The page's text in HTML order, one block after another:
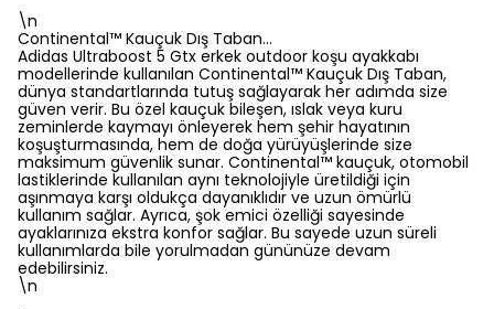
\n
Continental™ Kauçuk Dış Taban…
Adidas Ultraboost 5 Gtx erkek outdoor koşu ayakkabı
modellerinde kullanılan Continental™ Kauçuk Dış Taban,
dünya standartlarında tutuş sağlayarak her adımda size
güven verir. Bu özel kauçuk bileşen, ıslak veya kuru
zeminlerde kaymayı önleyerek hem şehir hayatının
koşuşturmasında, hem de doğa yürüyüşlerinde size
maksimum güvenlik sunar. Continental™ kauçuk, otomobil
lastiklerinde kullanılan aynı teknolojiyle üretildiği için
aşınmaya karşı oldukça dayanıklıdır ve uzun ömürlü
kullanım sağlar. Ayrıca, şok emici özelliği sayesinde
ayaklarınıza ekstra konfor sağlar. Bu sayede uzun süreli
kullanımlarda bile yorulmadan gününüze devam
edebilirsiniz.
\n